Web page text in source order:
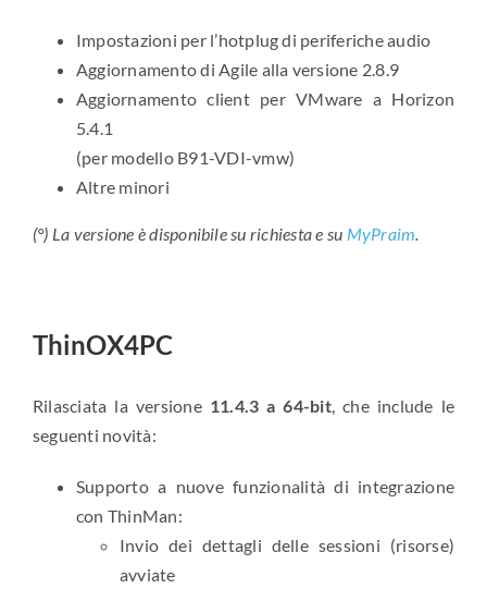
Impostazioni per l’hotplug di periferiche audio
Aggiornamento di Agile alla versione 2.8.9
Aggiornamento client per VMware a Horizon
5.4.1
(per modello B91-VDI-vmw)
Altre minori
(°) La versione è disponibile su richiesta e su MyPraim
ThinOX4PC
Rilasciata la versione 11.4.3 a 64-bit, che include le
seguenti novità:
Supporto a nuove funzionalità di integrazione
con ThinMan:
Invio dei dettagli delle sessioni (risorse)
avviate